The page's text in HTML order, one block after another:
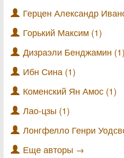
Герцен Александр
Горький Максим (1)
Дизраэли Бенджамин (1)
Ибн Сина (1)
Коменский Ян Амос (1)
Лао-цзы (1)
Лонгфелло Генри
Еще авторы →